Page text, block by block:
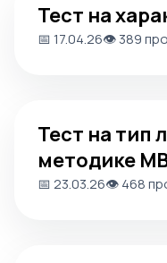
Тест на
📅 17.04.26👁️ 389
Тест на тип
методике
📅 23.03.26👁️ 468